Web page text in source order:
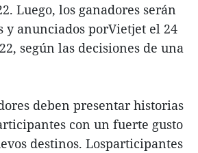
Luego, los ganadores serán
y anunciados porVietjet el 24
según las decisiones de una
deben presentar historias
con un fuerte gusto
destinos. Losparticipantes